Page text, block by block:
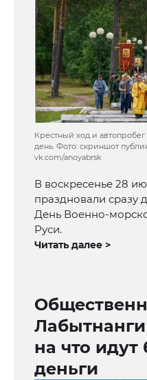
Крестный ход и
день. Фото: скриншот
vk.com/anoyabrsk
В воскресенье 28
праздновали сразу
День Военно-
Руси.
Читать далее >
на что
деньги